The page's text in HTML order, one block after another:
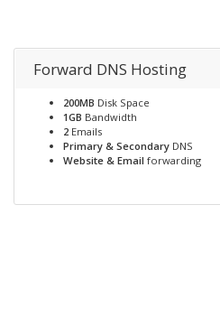
Forward DNS Hosting
200MB Disk Space
1GB Bandwidth
2 Emails
Primary & Secondary DNS
Website & Email forwarding